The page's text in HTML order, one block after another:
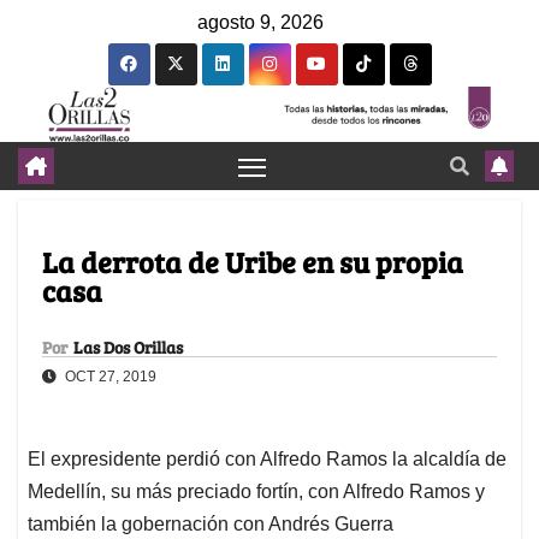
agosto 9, 2026
La derrota de Uribe en su propia
casa
Por Las Dos Orillas
OCT 27, 2019
El expresidente perdió con Alfredo Ramos la alcaldía de
Medellín, su más preciado fortín, con Alfredo Ramos y
también la gobernación con Andrés Guerra